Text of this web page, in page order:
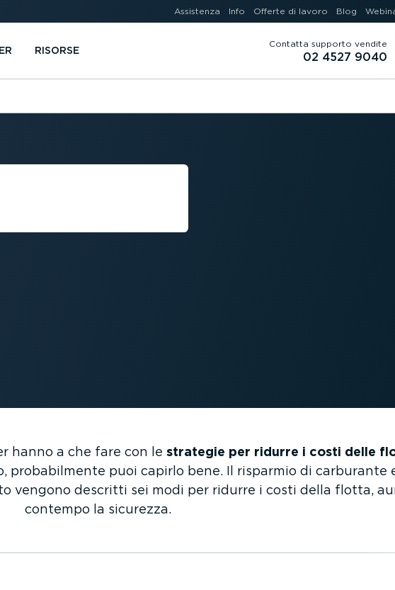
Assistenza Info Offerte di lavoro Blog
RISORSE
Contatta supporto vendite
02 4527 9040
DELLE
hanno a che fare con le strategie per ridurre i costi delle
proba­bil­mente puoi capirlo bene. Il risparmio di carburante
vengono descritti sei modi per ridurre i costi della flotta,
contempo la sicurezza.